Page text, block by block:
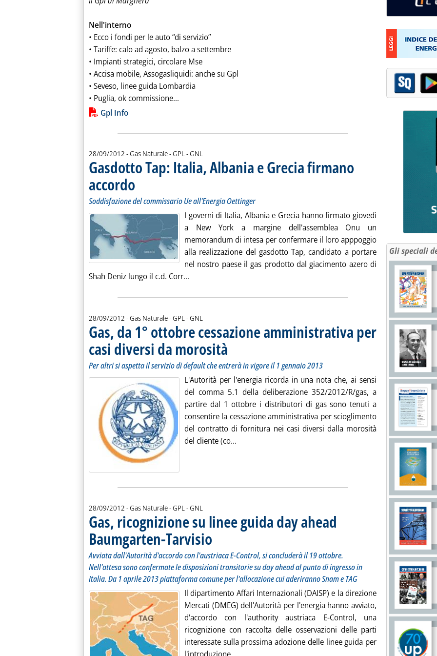
Nell'interno
• Ecco i fondi per le auto “di servizio”
• Tariffe: calo ad agosto, balzo a settembre
• Impianti strategici, circolare Mse
• Accisa mobile, Assogasliquidi: anche su Gpl
• Seveso, linee guida Lombardia
• Puglia, ok commissione...
Lista allegati PDF alla notizia
Gpl Info
28/09/2012 - Gas Naturale - GPL - GNL
Gasdotto Tap: Italia, Albania e Grecia firmano
accordo . Sottotitolo: Soddisfazione del commissario Ue all'Energia Oettinger
. Pubblicata venerdì 28 settembre 2012 alle 12.33.
Soddisfazione del commissario Ue all'Energia Oettinger
I governi di Italia, Albania e Grecia hanno firmato giovedì
a New York a margine dell'assemblea Onu un
memorandum di intesa per confermare il loro apppoggio
alla realizzazione del gasdotto Tap, candidato a portare
nel nostro paese il gas prodotto dal giacimento azero di
Shah Deniz lungo il c.d. Corr... Leggi tutta la notizia: 'Gasdotto Tap: Italia, Albania e Grecia firmano
28/09/2012 - Gas Naturale - GPL - GNL
Gas, da 1° ottobre cessazione amministrativa per
casi diversi da morosità . Sottotitolo: Per altri si aspetta il servizio di default che entrerà in vigore il 1 gennaio 2013
Per altri si aspetta il servizio di default che entrerà in vigore il 1 gennaio 2013
L'Autorità per l'energia ricorda in una nota che, ai sensi
del comma 5.1 della deliberazione 352/2012/R/gas, a
partire dal 1 ottobre i distributori di gas sono tenuti a
consentire la cessazione amministrativa per scioglimento
del contratto di fornitura nei casi diversi dalla morosità
del cliente (co... Leggi tutta la notizia: 'Gas, da 1° ottobre cessazione
28/09/2012 - Gas Naturale - GPL - GNL
Gas, ricognizione su linee guida day ahead
Baumgarten-Tarvisio . Sottotitolo: Avviata dall'Autorità d'accordo con l'austriaca E-Control, si concluderà il 19
. Pubblicata venerdì 28 settembre 2012 alle 11.42.
Avviata dall'Autorità d'accordo con l'austriaca E-Control, si concluderà il 19 ottobre.
Nell'attesa sono confermate le disposizioni transitorie su day ahead al punto di ingresso in
Italia. Da 1 aprile 2013 piattaforma comune per l'allocazione cui aderiranno Snam e TAG
Il dipartimento Affari Internazionali (DAISP) e la direzione
Mercati (DMEG) dell'Autorità per l'energia hanno avviato,
d'accordo con l'authority austriaca E-Control, una
ricognizione con raccolta delle osservazioni delle parti
interessate sulla prossima adozione delle linee guida per
Leggi tutta la notizia: 'Gas, ricognizione su linee guida
Gli speciali